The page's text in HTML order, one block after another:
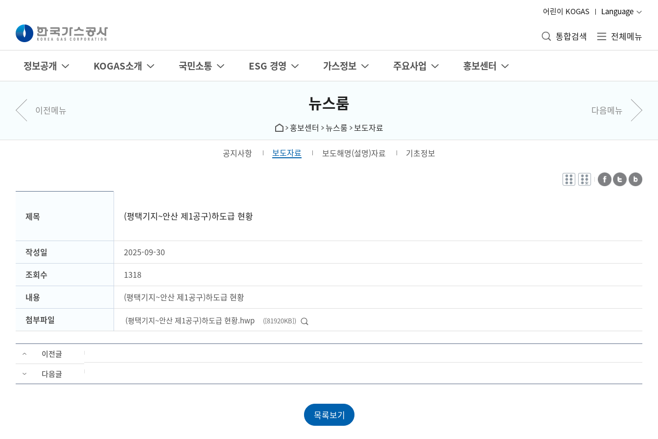
어린이 KOGAS Language
통합검색 전체메뉴
정보공개 KOGAS소개 국민소통 ESG 경영 가스정보 주요사업 홍보센터
뉴스룸
홍보센터 뉴스룸 보도자료
이전메뉴 다음메뉴
공지사항 보도자료 보도해명(설명)자료
기초정보
전자점자
바로보기
전자점자
다운로드페이스북트위터블로그
제목 (평택기지~안산 제1공구)하도급 현황
작성일
2025-09-30
조회수
1318
내용
(평택기지~안산 제1공구)하도급 현황
첨부파일
(평택기지~안산 제1공구)하도급 현황.hwp ([81920KB])미리보기
이전글
다음글
목록보기